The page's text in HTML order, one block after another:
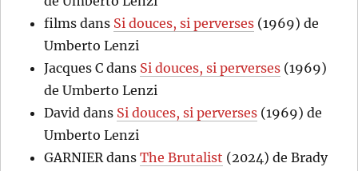
films dans Si douces, si perverses (1969) de
Umberto Lenzi
Jacques C dans Si douces, si perverses (1969)
de Umberto Lenzi
David dans Si douces, si perverses (1969) de
Umberto Lenzi
GARNIERdansThe Brutalist (2024) de Brady